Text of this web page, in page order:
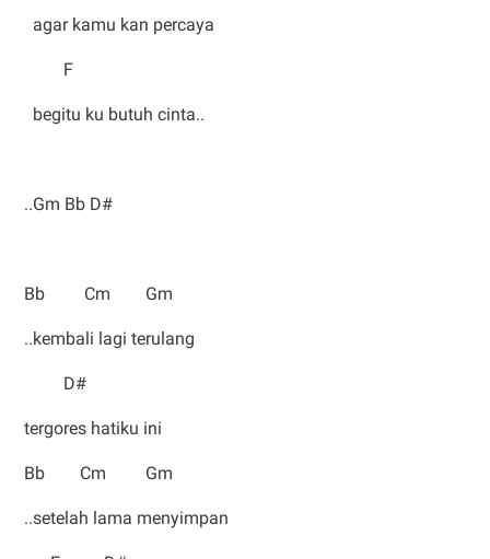
agar kamu kan percaya
F
begitu ku butuh cinta..
..Gm Bb D#
Bb Cm Gm
..kembali lagi terulang
D#
tergores hatiku ini
Bb Cm Gm
..setelah lama menyimpan